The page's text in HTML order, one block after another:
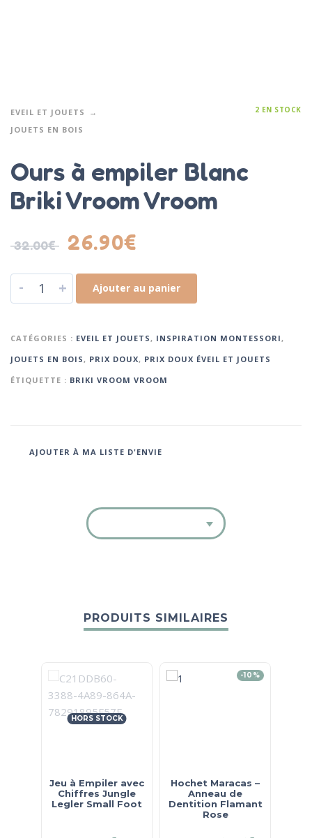
EVEIL ET JOUETS
JOUETS EN BOIS
2 EN STOCK
Ours à empiler Blanc
Briki Vroom Vroom
32.00€ 26.90€
- + Ajouter au panier
CATÉGORIES : EVEIL ET JOUETS, INSPIRATION MONTESSORI,
JOUETS EN BOIS, PRIX DOUX, PRIX DOUX ÉVEIL ET JOUETS
ÉTIQUETTE : BRIKI VROOM VROOM
AJOUTER À MA LISTE D'ENVIE
PRODUITS SIMILAIRES
HORS STOCK
Jeu à Empiler avec
Chiffres Jungle
Legler Small Foot
-10%
Hochet Maracas –
Anneau de
Dentition Flamant
Rose